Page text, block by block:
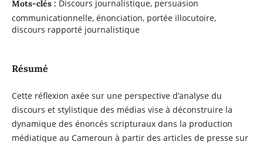
Mots-clés : Discours journalistique, persuasion
communicationnelle, énonciation, portée illocutoire,
discours rapporté journalistique
Résumé
Cette réflexion axée sur une perspective d’analyse du
discours et stylistique des médias vise à déconstruire la
dynamique des énoncés scripturaux dans la production
médiatique au Cameroun à partir des articles de presse sur